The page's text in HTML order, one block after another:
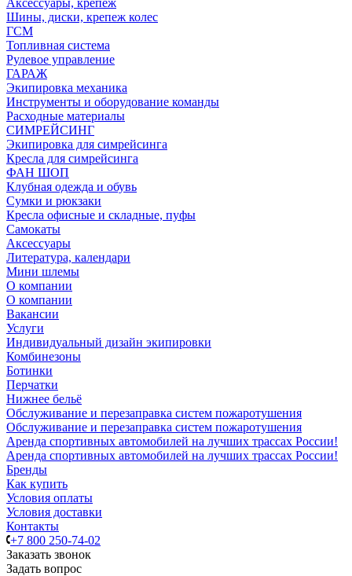
Аксессуары, крепеж
Шины, диски, крепеж колес
ГСМ
Топливная система
Рулевое управление
ГАРАЖ
Экипировка механика
Инструменты и оборудование команды
Расходные материалы
СИМРЕЙСИНГ
Экипировка для симрейсинга
Кресла для симрейсинга
ФАН ШОП
Клубная одежда и обувь
Сумки и рюкзаки
Кресла офисные и складные, пуфы
Самокаты
Аксессуары
Литература, календари
Мини шлемы
О компании
О компании
Вакансии
Услуги
Индивидуальный дизайн экипировки
Комбинезоны
Ботинки
Перчатки
Нижнее бельё
Обслуживание и перезаправка систем пожаротушения
Обслуживание и перезаправка систем пожаротушения
Аренда спортивных автомобилей на лучших трассах России!
Аренда спортивных автомобилей на лучших трассах России!
Бренды
Как купить
Условия оплаты
Условия доставки
Контакты
+7 800 250-74-02
Заказать звонок
Задать вопрос